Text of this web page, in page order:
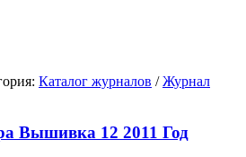
Каталог журналов /Журнал
Вышивка 12 2011 Год